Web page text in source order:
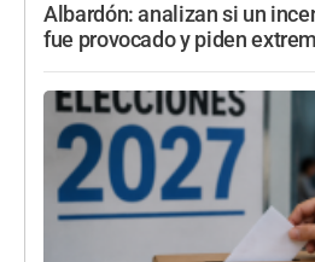
Albardón: analizan si un
fue provocado y piden